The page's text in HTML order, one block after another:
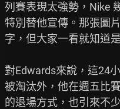
列賽表現太強勢，Nike
特別替他宣傳。那張圖
字，但大家一看就知道
對Edwards來說，這24
被淘汰外，他在週五比
的退場方式，也引來不